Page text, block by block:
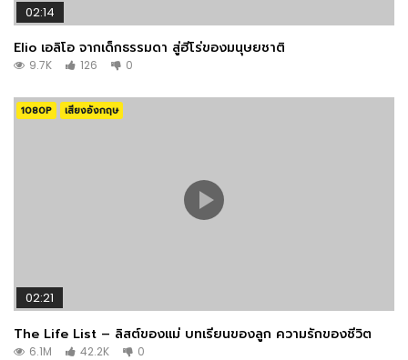
02:14
Elio เอลิโอ จากเด็กธรรมดา สู่ฮีโร่ของมนุษยชาติ
9.7K 126 0
1080P เสียงอังกฤษ
02:21
The Life List – ลิสต์ของแม่ บทเรียนของลูก ความรักของชีวิต
6.1M 42.2K 0